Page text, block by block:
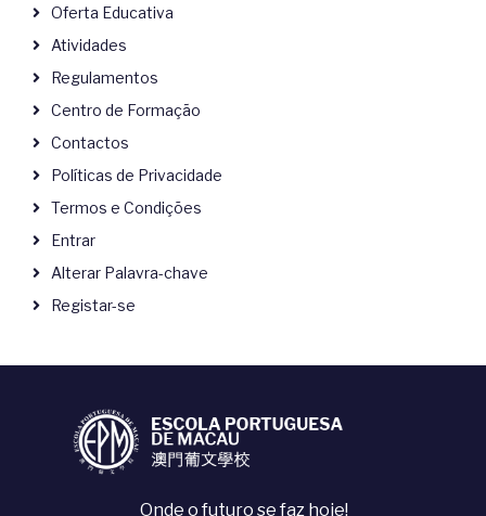
Oferta Educativa
Atividades
Regulamentos
Centro de Formação
Contactos
Políticas de Privacidade
Termos e Condições
Entrar
Alterar Palavra-chave
Registar-se
Onde o futuro se faz hoje!